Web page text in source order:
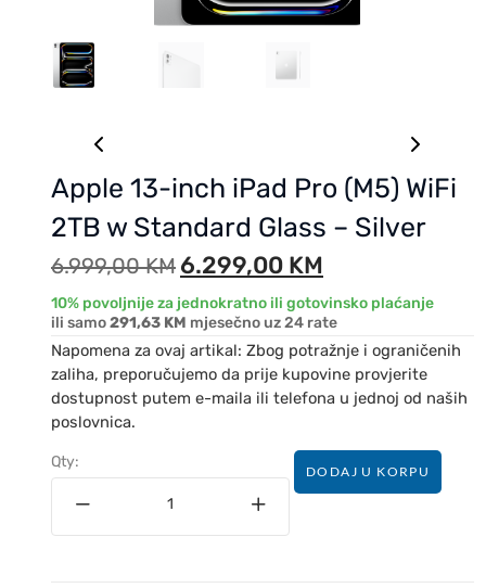
Apple 13-inch iPad Pro (M5) WiFi
2TB w Standard Glass – Silver
6.999,00KM 6.299,00 KM
10% povoljnije za jednokratno ili gotovinsko plaćanje
ili samo291,63 KM mjesečno uz 24 rate
Napomena za ovaj artikal: Zbog potražnje i ograničenih
zaliha, preporučujemo da prije kupovine provjerite
dostupnost putem e-maila ili telefona u jednoj od naših
poslovnica.
Qty:
DODAJ U KORPU